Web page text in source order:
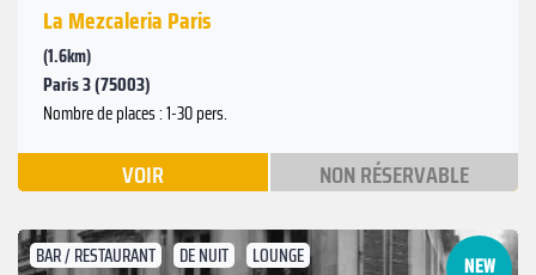
La Mezcaleria Paris
(1.6km)
Paris 3 (75003)
Nombre de places : 1-30 pers.
VOIR NON RÉSERVABLE
BAR / RESTAURANT DE NUIT LOUNGE